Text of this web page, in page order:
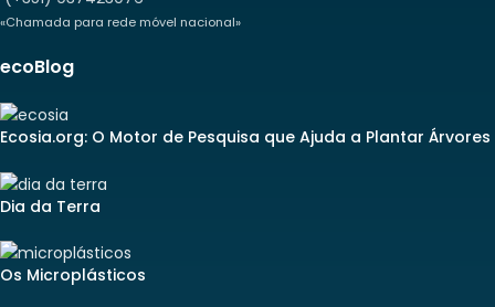
«Chamada para rede móvel nacional»
ecoBlog
Ecosia.org: O Motor de Pesquisa que Ajuda a Plantar Árvores
Dia da Terra
Os Microplásticos